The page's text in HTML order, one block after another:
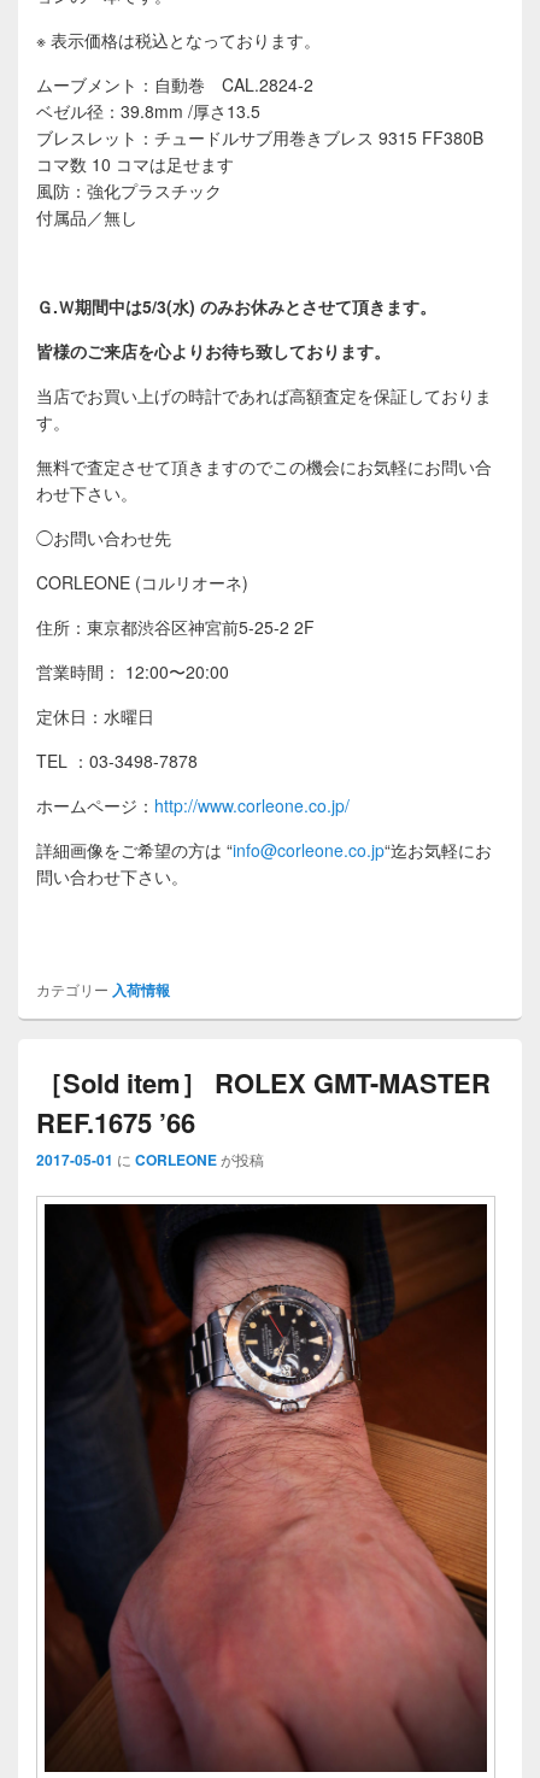
※ 表示価格は税込となっております。
ムーブメント：自動巻 CAL.2824-2
ベゼル径：39.8mm /厚さ13.5
ブレスレット：チュードルサブ用巻きブレス 9315 FF380B
コマ数 10 コマは足せます
風防：強化プラスチック
付属品／無し
Ｇ.Ｗ期間中は5/3(水) のみお休みとさせて頂きます。
皆様のご来店を心よりお待ち致しております。
当店でお買い上げの時計であれば高額査定を保証しておりま
す。
無料で査定させて頂きますのでこの機会にお気軽にお問い合
わせ下さい。
◯お問い合わせ先
CORLEONE (コルリオーネ)
住所：東京都渋谷区神宮前5-25-2 2F
営業時間： 12:00〜20:00
定休日：水曜日
TEL ：03-3498-7878
ホームページ： http://www.corleone.co.jp/
詳細画像をご希望の方は “info@corleone.co.jp“迄お気軽にお
問い合わせ下さい。
カテゴリー 入荷情報
［Sold item］ ROLEX GMT-MASTER
REF.1675 ’66
2017-05-01 に CORLEONEが投稿